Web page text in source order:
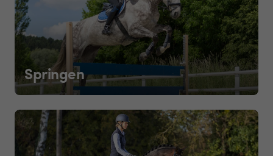
Springen